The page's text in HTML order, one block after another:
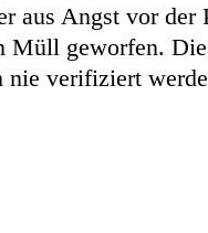
aus Angst vor der
Müll geworfen.
nie verifiziert